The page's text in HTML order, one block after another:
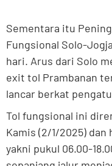
Sementara itu
Fungsional Solo-
hari. Arus dari Solo
exit tol Prambanan
lancar berkat
Tol fungsional ini
Kamis (2/1/2025)
yakni pukul 06.00-